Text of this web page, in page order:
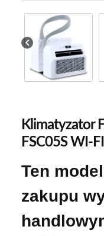
Klimatyzator
FSC05S WI-FI
Ten
zakupu